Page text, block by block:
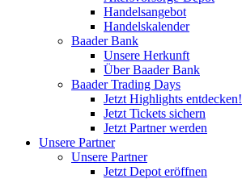
Handelsangebot
Handelskalender
Baader Bank
Unsere Herkunft
Über Baader Bank
Baader Trading Days
Jetzt Highlights entdecken!
Jetzt Tickets sichern
Jetzt Partner werden
Unsere Partner
Unsere Partner
Jetzt Depot eröffnen